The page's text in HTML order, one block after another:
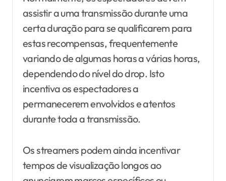
assistir a uma transmissão durante uma
certa duração para se qualificarem para
estas recompensas, frequentemente
variando de algumas horas a várias horas,
dependendo do nível do drop. Isto
incentiva os espectadores a
permanecerem envolvidos e atentos
durante toda a transmissão.
Os streamers podem ainda incentivar
tempos de visualização longos ao